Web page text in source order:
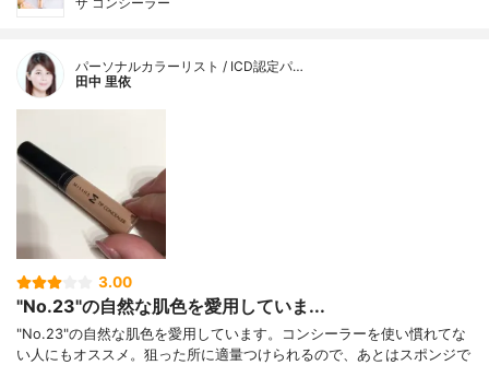
パーソナルカラーリスト / ICD認定パ…
田中 里依
3.00
"No.23"の自然な肌色を愛用していま...
"No.23"の自然な肌色を愛用しています。コンシーラーを使い慣れてな
い人にもオススメ。狙った所に適量つけられるので、あとはスポンジで